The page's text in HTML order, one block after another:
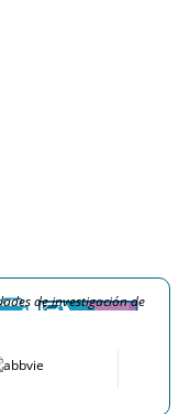
de investigación de